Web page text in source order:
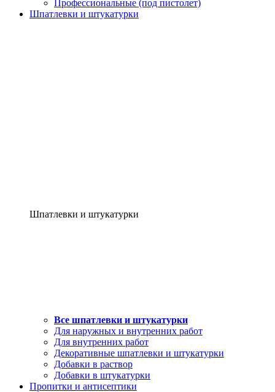
Профессиональные (под пистолет)
Шпатлевки и штукатурки
Шпатлевки и штукатурки
Все шпатлевки и штукатурки
Для наружных и внутренних работ
Для внутренних работ
Декоративные шпатлевки и штукатурки
Добавки в раствор
Добавки в штукатурки
Пропитки и антисептики